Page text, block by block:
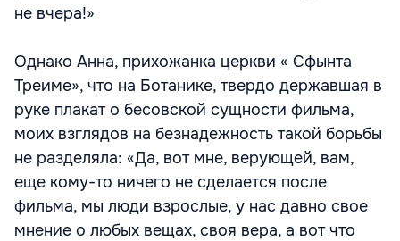
не вчера!»
Однако Анна, прихожанка церкви « Сфынта
Треиме», что на Ботанике, твердо державшая в
руке плакат о бесовской сущности фильма,
моих взглядов на безнадежность такой борьбы
не разделяла: «Да, вот мне, верующей, вам,
еще кому-то ничего не сделается после
фильма, мы люди взрослые, у нас давно свое
мнение о любых вещах, своя вера, а вот что